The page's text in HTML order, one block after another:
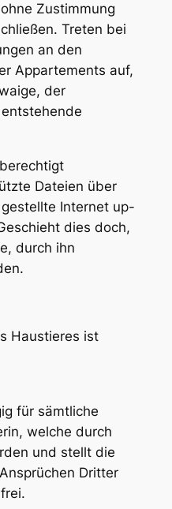
Zustimmung
Treten bei
an den
Appartements auf,
der
Dateien über
Internet up-
dies doch,
durch ihn
Haustieres ist
für sämtliche
welche durch
und stellt die
Dritter